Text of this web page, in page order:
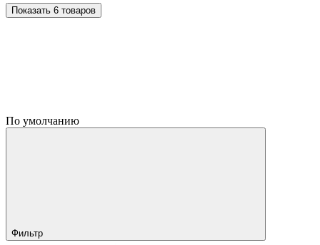
Показать 6 товаров
По умолчанию
Фильтр